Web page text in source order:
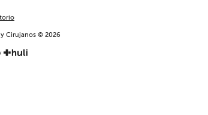
Cirujanos © 2026